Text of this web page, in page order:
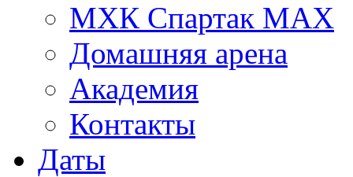
МХК Спартак МАХ
Домашняя арена
Академия
Контакты
Даты